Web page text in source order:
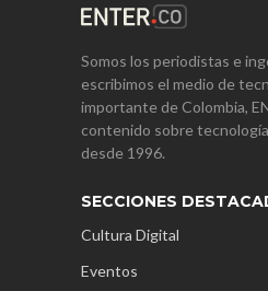
Somos los periodistas e
escribimos el medio de
importante de Colombia,
contenido sobre
desde 1996.
SECCIONES
Cultura Digital
Eventos